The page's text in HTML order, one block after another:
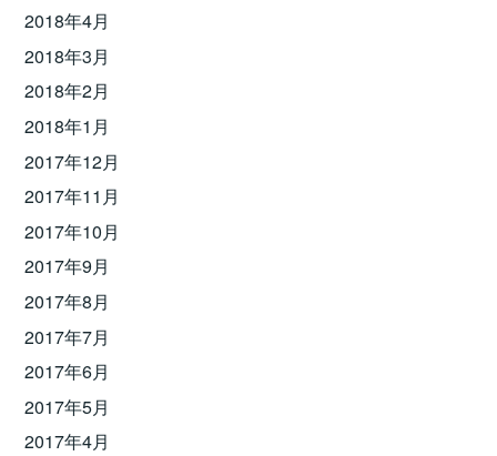
2018年4月
2018年3月
2018年2月
2018年1月
2017年12月
2017年11月
2017年10月
2017年9月
2017年8月
2017年7月
2017年6月
2017年5月
2017年4月